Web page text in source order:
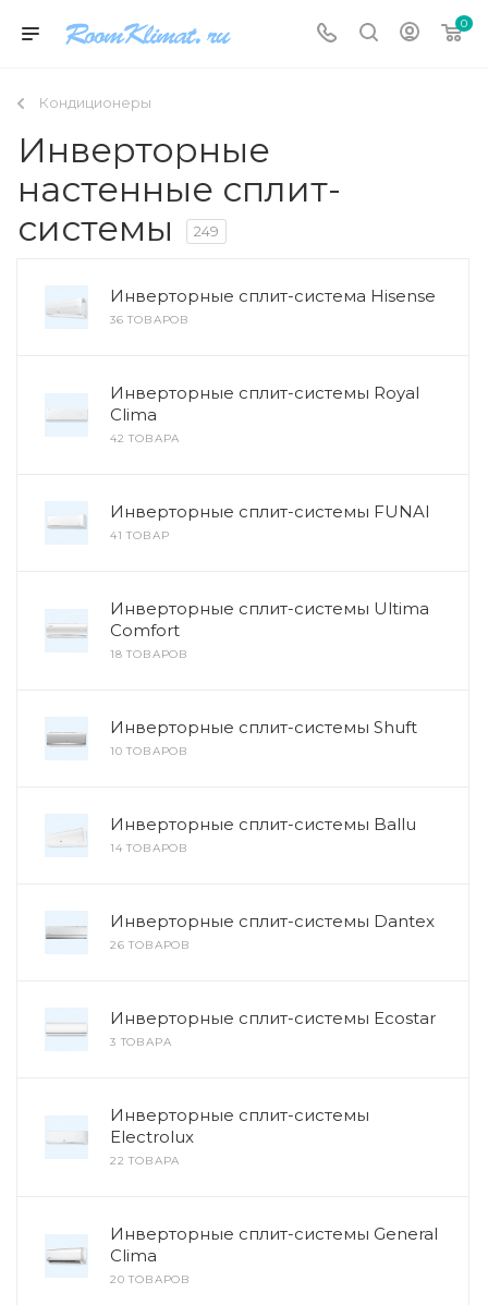
0
Кондиционеры
Инверторные
настенные сплит-
системы
249
Инверторные сплит-система Hisense
36 ТОВАРОВ
Инверторные сплит-системы Royal
Clima
42 ТОВАРА
Инверторные сплит-системы FUNAI
41 ТОВАР
Инверторные сплит-системы Ultima
Comfort
18 ТОВАРОВ
Инверторные сплит-системы Shuft
10 ТОВАРОВ
Инверторные сплит-системы Ballu
14 ТОВАРОВ
Инверторные сплит-системы Dantex
26 ТОВАРОВ
Инверторные сплит-системы Ecostar
3 ТОВАРА
Инверторные сплит-системы
Electrolux
22 ТОВАРА
Инверторные сплит-системы General
Clima
20 ТОВАРОВ